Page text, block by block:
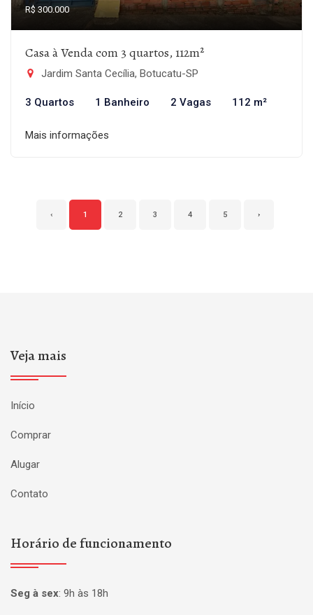
R$ 300.000
Casa à Venda com 3 quartos, 112m²
Jardim Santa Cecília, Botucatu-SP
3 Quartos 1 Banheiro 2 Vagas 112 m²
Mais informações
‹ 1 2 3 4 5 ›
Veja mais
Início
Comprar
Alugar
Contato
Horário de funcionamento
Seg à sex: 9h às 18h